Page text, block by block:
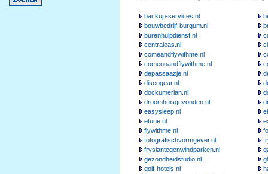
backup-services.nl
bouwbedrijf-burgum.nl
burenhulpdienst.nl
centraleas.nl
comeandflywithme.nl
comeonandflywithme.nl
depassaazje.nl
discogear.nl
dockumerlan.nl
droomhuisgevonden.nl
easysleep.nl
etune.nl
flywithme.nl
fotografischvormgever.nl
fryslantegenwindparken.nl
gezondheidstudio.nl
golf-hotels.nl